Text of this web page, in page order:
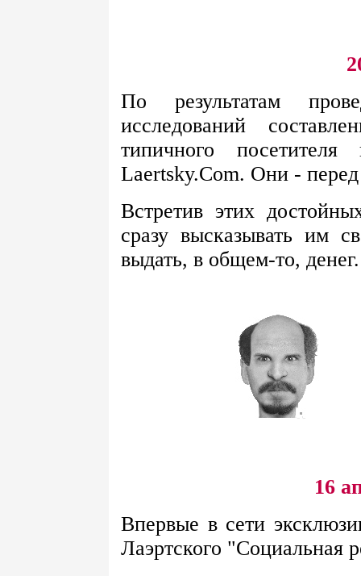
По результатам
исследований
типичного
Laertsky.Com. Они -
Встретив этих
сразу высказывать им
выдать, в общем-то,
16
Впервые в сети
Лаэртского "Социальная